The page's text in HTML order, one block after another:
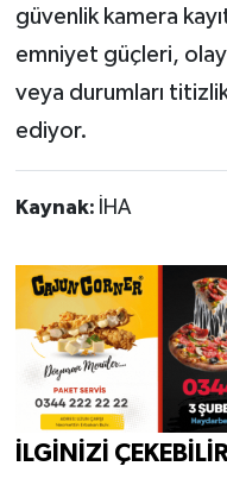
güvenlik kamera
emniyet güçleri,
veya durumları
ediyor.
Kaynak: İHA